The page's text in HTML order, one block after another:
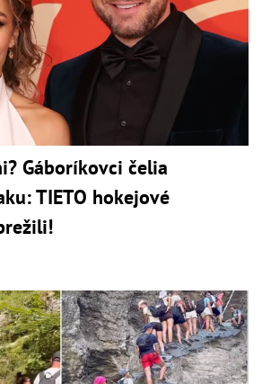
Gáboríkovci čelia
TIETO hokejové